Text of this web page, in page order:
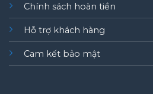
Chính sách hoàn tiền
Hỗ trợ khách hàng
Cam kết bảo mật